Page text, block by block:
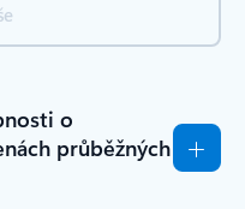
o
průběžných